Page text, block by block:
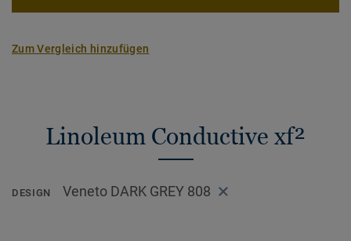
Zum Vergleich hinzufügen
Linoleum Conductive xf²
DESIGN Veneto DARK GREY 808